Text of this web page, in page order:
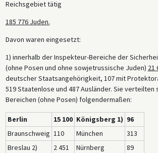
Reichsgebiet tätig
185 776 Juden.
Davon waren eingesetzt:
1) innerhalb der Inspekteur-Bereiche der
(ohne Posen und ohne sowjetrussische Juden) 21
deutscher Staatsangehörigkeit, 107 mit
519 Staatenlose und 487 Ausländer. Sie verteilten
Bereichen (ohne Posen) folgendermaßen:
Berlin 15 100 Königsberg 1) 96
Braunschweig 110 München
313
Breslau 2)
2 451 Nürnberg
89